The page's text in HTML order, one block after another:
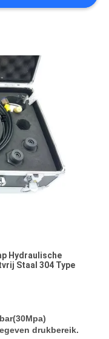
Hydraulische
Staal 304 Type
drukbereik.